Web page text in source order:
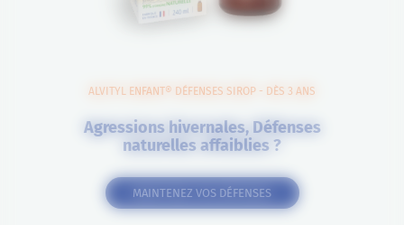
ALVITYL ENFANT® DÉFENSES SIROP - DÈS 3 ANS
Agressions hivernales, Défenses
naturelles affaiblies ?
MAINTENEZ VOS DÉFENSES